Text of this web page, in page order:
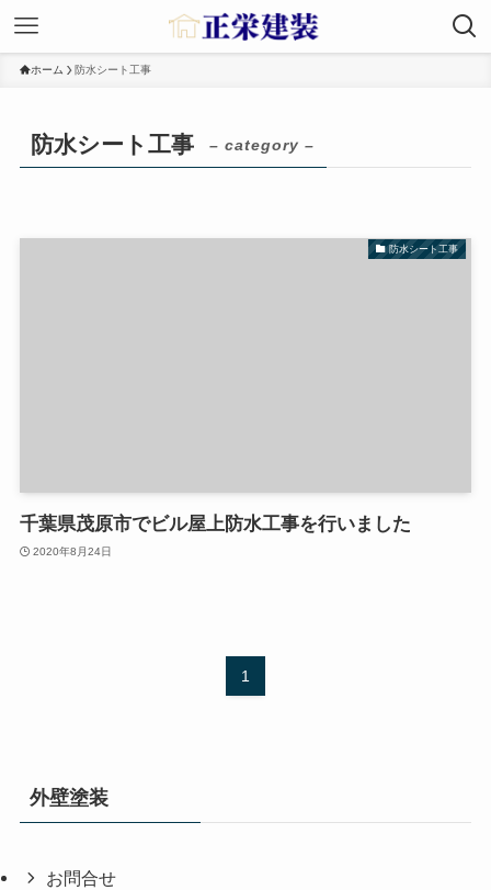
ホーム 防水シート工事
防水シート工事 – category –
防水シート工事
千葉県茂原市でビル屋上防水工事を行いました
2020年8月24日
1
外壁塗装
お問合せ